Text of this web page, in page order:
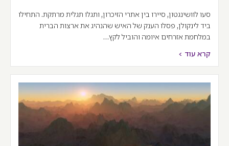
סעו לוושינגטון, סיירו בין אתרי הזיכרון, ותגלו תגלית מרתקת. התחילו
ביד לינקולן, פסלו הענק של האיש שהנהיג את ארצות הברית
במלחמת אזרחים איומה והוביל לקץ…
קרא עוד >